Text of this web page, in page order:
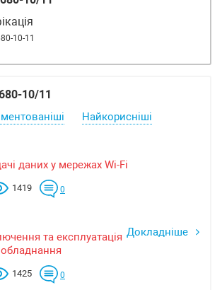
10-11
10/11
Найкорисніші
даних у мережах Wi-Fi
1419 0
Докладніше
та експлуатація
1425 0